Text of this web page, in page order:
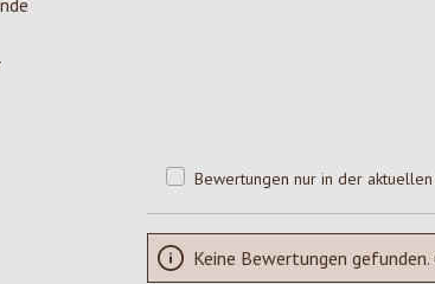
Bewertungen nur in der
Keine Bewertungen